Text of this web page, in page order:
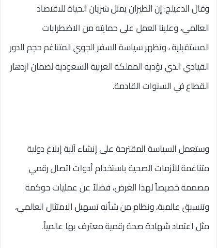
وقال الدعيلج: إن الطيران يمثل شريان الحياة للاقتصاد
العالمي، وعلينا العمل على حمايته من الاضطرابات
المستقبلية ، وتظهر سياسة السفر الجوي المتناغم حجم الدور
القيادي الذي تؤديه المملكة العربية السعودية لضمان ازدهار
القطاع في السنوات القادمة.
وستعمل السياسة المقترحة على إنشاء آلية إبلاغ دولية
متناغمة للأزمات الصحية باستخدام أدوات اتصال رقمي
مصممة خصيصاً لهذا الغرض، فضلاً عن عمليات حوكمة
وتنسيق عالمية، ونظام من شأنه تسهيل الامتثال العالمي،
مثل اعتماد شهادة صحة رقمية معترف بها عالمياً.